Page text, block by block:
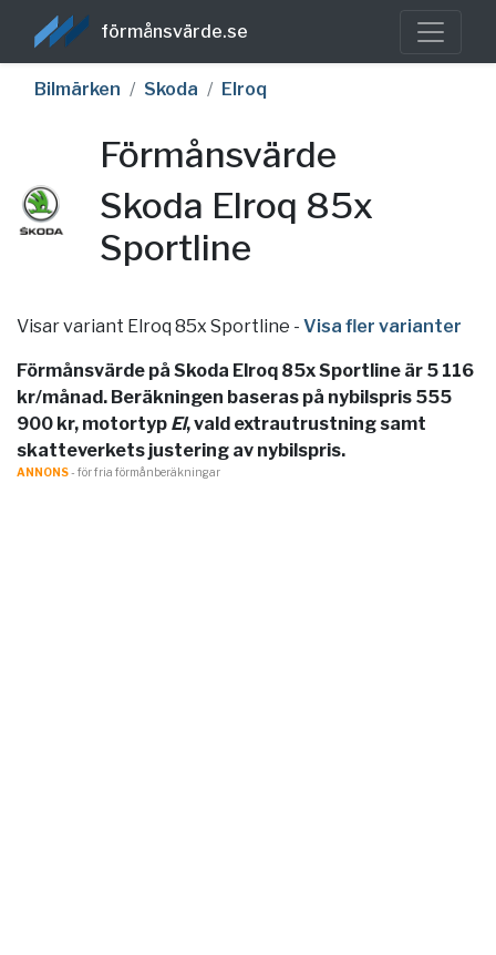
förmånsvärde.se
Bilmärken Skoda Elroq
Förmånsvärde
Skoda Elroq 85x
Sportline
Visar variant Elroq 85x Sportline - Visa fler varianter
Förmånsvärde på Skoda Elroq 85x Sportline är 5 116
kr/månad. Beräkningen baseras på nybilspris 555
900 kr, motortyp El, vald extrautrustning samt
skatteverkets justering av nybilspris.
ANNONS- för fria förmånberäkningar